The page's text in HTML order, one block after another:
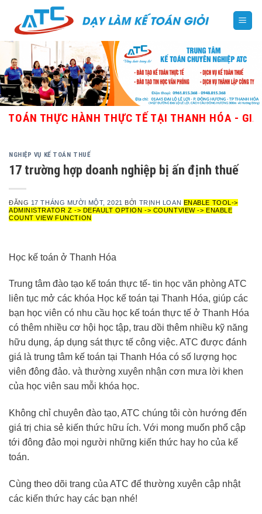
content
HÀNH THỰC TẾ TẠI THANH HÓA - GIÁO
NGHIỆP VỤ KẾ TOÁN THUẾ
17 trường hợp doanh nghiệp bị ấn định thuế
ĐĂNG 17 THÁNG MƯỜI MỘT, 2021 BỞI TRỊNH LOAN ENABLE TOOL->
ADMINISTRATOR Z -> DEFAULT OPTION -> COUNTVIEW -> ENABLE
COUNT VIEW FUNCTION
Học kế toán ở Thanh Hóa
Trung tâm đào tạo kế toán thực tế- tin học văn phòng ATC
liên tục mở các khóa Học kế toán tại Thanh Hóa, giúp các
bạn học viên có nhu cầu học kế toán thực tế ở Thanh Hóa
có thêm nhiều cơ hội học tập, trau dồi thêm nhiều kỹ năng
hữu dụng, áp dụng sát thực tế công việc. ATC được đánh
giá là trung tâm kế toán tại Thanh Hóa có số lượng học
viên đông đảo. và thường xuyên nhận cơn mưa lời khen
của học viên sau mỗi khóa học.
Không chỉ chuyên đào tạo, ATC chúng tôi còn hướng đến
giá trị chia sẻ kiến thức hữu ích. Với mong muốn phổ cập
tới đông đảo mọi người những kiến thức hay ho của kế
toán.
Cùng theo dõi trang của ATC để thường xuyên cập nhật
các kiến thức hay các bạn nhé!